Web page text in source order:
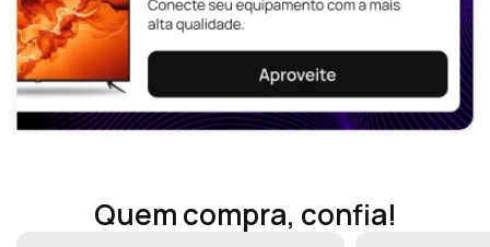
Quem compra, confia!